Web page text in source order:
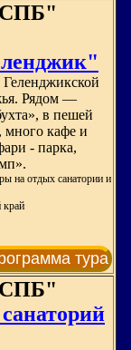
СПБ"
Геленджикской
Рядом —
в пешей
много кафе и
- парка,
на отдых санатории и
край
тура
СПБ"